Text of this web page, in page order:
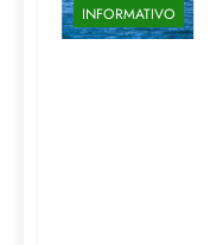
INFORMATIVO